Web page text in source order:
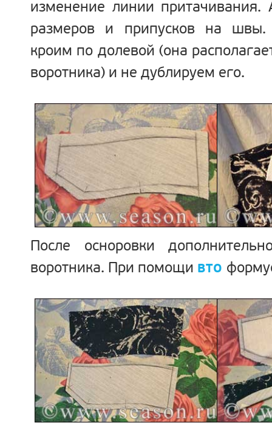
изменение линии притачивания.
размеров и припусков на швы.
кроим по долевой (она
воротника) и не дублируем его.
После осноровки
воротника. При помощи ВТО